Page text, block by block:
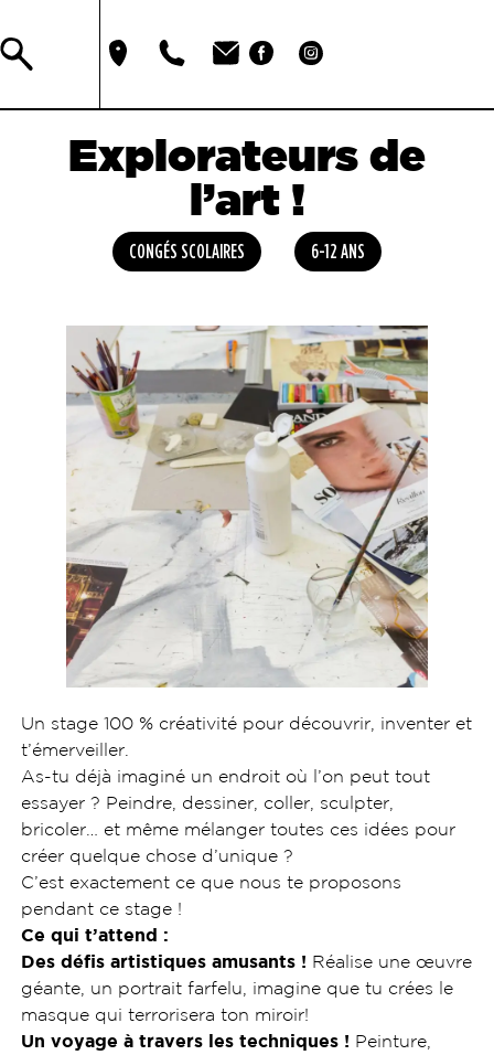
Explorateurs de
l’art !
CONGÉS SCOLAIRES 6-12 ANS
Un stage 100 % créativité pour découvrir, inventer et
t’émerveiller.
As-tu déjà imaginé un endroit où l’on peut tout
essayer ? Peindre, dessiner, coller, sculpter,
bricoler… et même mélanger toutes ces idées pour
créer quelque chose d’unique ?
C’est exactement ce que nous te proposons
pendant ce stage !
Ce qui t’attend :
Des défis artistiques amusants ! Réalise une œuvre
géante, un portrait farfelu, imagine que tu crées le
masque qui terrorisera ton miroir!
Un voyage à travers les techniques ! Peinture,